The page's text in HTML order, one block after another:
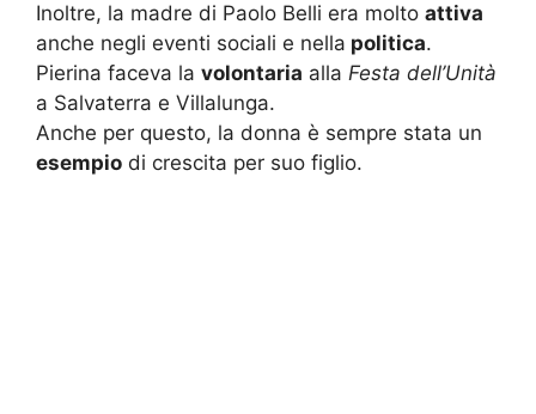
Inoltre, la madre di Paolo Belli era molto attiva
anche negli eventi sociali e nella politica.
Pierina faceva la volontaria alla Festa dell’Unità
a Salvaterra e Villalunga.
Anche per questo, la donna è sempre stata un
esempio di crescita per suo figlio.